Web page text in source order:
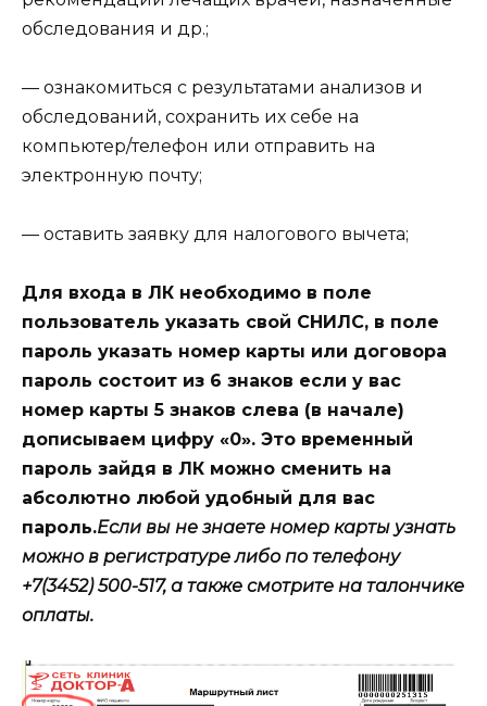
обследования и др.;
— ознакомиться с результатами анализов и
обследований, сохранить их себе на
компьютер/телефон или отправить на
электронную почту;
— оставить заявку для налогового вычета;
Для входа в ЛК необходимо в поле
пользователь указать свой СНИЛС, в поле
пароль указать номер карты или договора
пароль состоит из 6 знаков если у вас
номер карты 5 знаков слева (в начале)
дописываем цифру «0». Это временный
пароль зайдя в ЛК можно сменить на
абсолютно любой удобный для вас
пароль.Если вы не знаете номер карты узнать
можно в регистратуре либо по телефону
+7(3452) 500-517, а также смотрите на талончике
оплаты.